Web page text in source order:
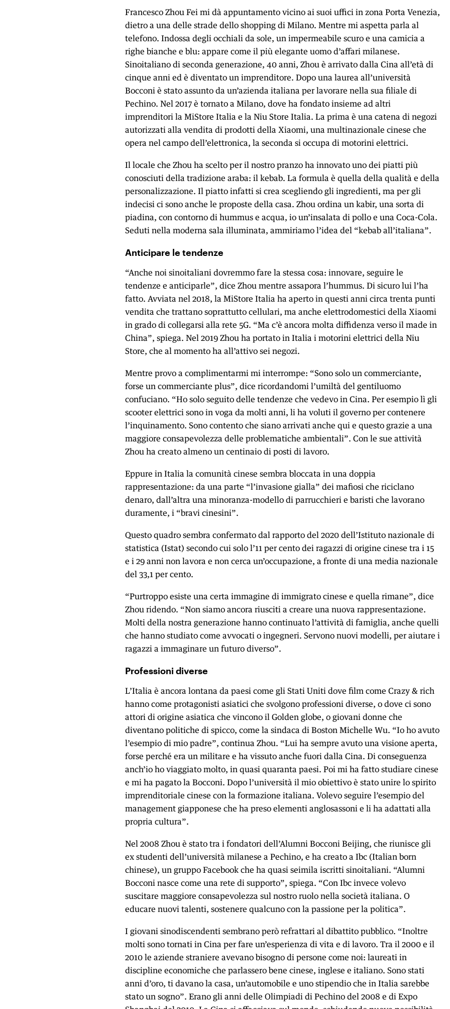
Francesco Zhou Fei mi dà appuntamento vicino ai suoi uffici in zona Porta Venezia,
dietro a una delle strade dello shopping di Milano. Mentre mi aspetta parla al
telefono. Indossa degli occhiali da sole, un impermeabile scuro e una camicia a
righe bianche e blu: appare come il più elegante uomo d’affari milanese.
Sinoitaliano di seconda generazione, 40 anni, Zhou è arrivato dalla Cina all’età di
cinque anni ed è diventato un imprenditore. Dopo una laurea all’università
Bocconi è stato assunto da un’azienda italiana per lavorare nella sua filiale di
Pechino. Nel 2017 è tornato a Milano, dove ha fondato insieme ad altri
imprenditori la MiStore Italia e la Niu Store Italia. La prima è una catena di negozi
autorizzati alla vendita di prodotti della Xiaomi, ​​una multinazionale cinese che
opera nel campo dell’elettronica, la seconda si occupa di motorini elettrici.
Il locale che Zhou ha scelto per il nostro pranzo ha innovato uno dei piatti più
conosciuti della tradizione araba: il kebab. La formula è quella della qualità e della
personalizzazione. Il piatto infatti si crea scegliendo gli ingredienti, ma per gli
indecisi ci sono anche le proposte della casa. Zhou ordina un kabir, una sorta di
piadina, con contorno di hummus e acqua, io un’insalata di pollo e una Coca-Cola.
Seduti nella moderna sala illuminata, ammiriamo l’idea del “kebab all’italiana”.
Anticipare le tendenze
“Anche noi sinoitaliani dovremmo fare la stessa cosa: innovare, seguire le
tendenze e anticiparle”, dice Zhou mentre assapora l’hummus. Di sicuro lui l’ha
fatto. Avviata nel 2018, la MiStore Italia ha aperto in questi anni circa trenta punti
vendita che trattano soprattutto cellulari, ma anche elettrodomestici della Xiaomi
in grado di collegarsi alla rete 5G. “Ma c’è ancora molta diffidenza verso il made in
China”, spiega. Nel 2019 Zhou ha portato in Italia i motorini elettrici della Niu
Store, che al momento ha all’attivo sei negozi.
Mentre provo a complimentarmi mi interrompe: “Sono solo un commerciante,
forse un commerciante plus”, dice ricordandomi l’umiltà del gentiluomo
confuciano. “Ho solo seguito delle tendenze che vedevo in Cina. Per esempio lì gli
scooter elettrici sono in voga da molti anni, li ha voluti il governo per contenere
l’inquinamento. Sono contento che siano arrivati anche qui e questo grazie a una
maggiore consapevolezza delle problematiche ambientali”. Con le sue attività
Zhou ha creato almeno un centinaio di posti di lavoro.
Eppure in Italia la comunità cinese sembra bloccata in una doppia
rappresentazione: da una parte “l’invasione gialla” dei mafiosi che riciclano
denaro, dall’altra una minoranza-modello di parrucchieri e baristi che lavorano
duramente, i “bravi cinesini”.
Questo quadro sembra confermato dal rapporto del 2020 dell’Istituto nazionale di
statistica (Istat) secondo cui solo l’11 per cento dei ragazzi di origine cinese tra i 15
e i 29 anni non lavora e non cerca un’occupazione, a fronte di una media nazionale
del 33,1 per cento.
“Purtroppo esiste una certa immagine di immigrato cinese e quella rimane”, dice
Zhou ridendo. “Non siamo ancora riusciti a creare una nuova rappresentazione.
Molti della nostra generazione hanno continuato l’attività di famiglia, anche quelli
che hanno studiato come avvocati o ingegneri. Servono nuovi modelli, per aiutare i
ragazzi a immaginare un futuro diverso”.
Professioni diverse
L’Italia è ancora lontana da paesi come gli Stati Uniti dove film come Crazy & rich
hanno come protagonisti asiatici che svolgono professioni diverse, o dove ci sono
attori di origine asiatica che vincono il Golden globe, o giovani donne che
diventano politiche di spicco, come la sindaca di Boston Michelle Wu. “Io ho avuto
l’esempio di mio padre”, continua Zhou. “Lui ha sempre avuto una visione aperta,
forse perché era un militare e ha vissuto anche fuori dalla Cina. Di conseguenza
anch’io ho viaggiato molto, in quasi quaranta paesi. Poi mi ha fatto studiare cinese
e mi ha pagato la Bocconi. Dopo l’università il mio obiettivo è stato unire lo spirito
imprenditoriale cinese con la formazione italiana. Volevo seguire l’esempio del
management giapponese che ha preso elementi anglosassoni e li ha adattati alla
propria cultura”.
Nel 2008 Zhou è stato tra i fondatori dell’Alumni Bocconi Beijing, che riunisce gli
ex studenti dell’università milanese a Pechino, e ha creato a Ibc (Italian born
chinese), un gruppo Facebook che ha quasi seimila iscritti sinoitaliani. “Alumni
Bocconi nasce come una rete di supporto”, spiega. “Con Ibc invece volevo
suscitare maggiore consapevolezza sul nostro ruolo nella società italiana. O
educare nuovi talenti, sostenere qualcuno con la passione per la politica”.
I giovani sinodiscendenti sembrano però refrattari al dibattito pubblico. “Inoltre
molti sono tornati in Cina per fare un’esperienza di vita e di lavoro. Tra il 2000 e il
2010 le aziende straniere avevano bisogno di persone come noi: laureati in
discipline economiche che parlassero bene cinese, inglese e italiano. Sono stati
anni d’oro, ti davano la casa, un’automobile e uno stipendio che in Italia sarebbe
stato un sogno”. Erano gli anni delle Olimpiadi di Pechino del 2008 e di Expo